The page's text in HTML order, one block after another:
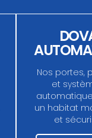
Nos portes,
et
un habitat
et